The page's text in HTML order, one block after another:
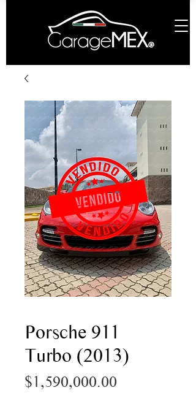
Porsche 911
Turbo (2013)
$1,590,000.00